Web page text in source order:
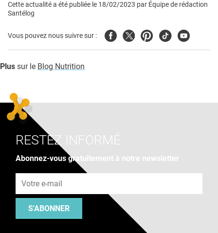
Cette actualité a été publiée le 18/02/2023 par Équipe de rédaction
Santélog
Vous pouvez nous suivre sur : FacebookTwitterPinterest
TiktokYoutube
Plus sur le Blog Nutrition
RESTEZ INFORMÉ
Abonnez-vous gratuitement à notre newsletter
S'ABONNER